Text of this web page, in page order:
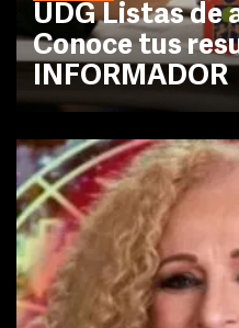
UDG Listas de
Conoce tus
INFORMADOR